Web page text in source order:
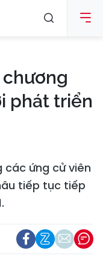
chương
phát triển
các ứng cử viên
tiếp tục tiếp